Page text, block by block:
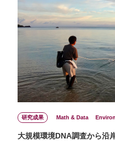
研究成果 Math & Data
大規模環境DNA調査から沿